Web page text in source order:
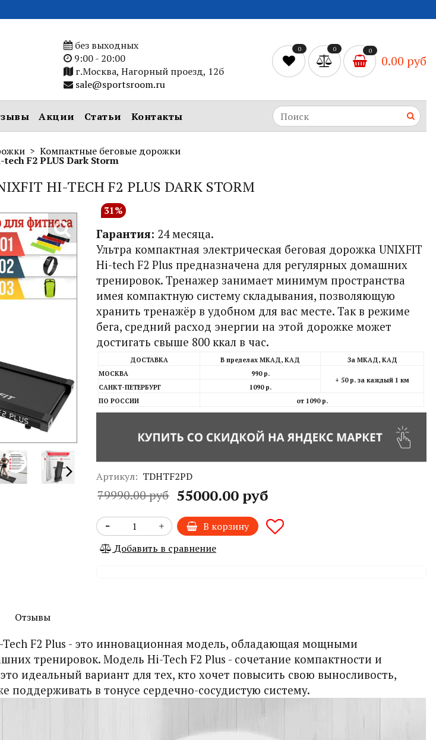
без выходных
9:00 - 20:00
г.Москва, Нагорный проезд, 12б
sale@sportsroom.ru
0 0 0
0.00 руб
Акции Статьи Контакты
Компактные беговые дорожки
F2 PLUS Dark Storm
HI-TECH F2 PLUS DARK STORM
31%
Гарантия: 24 месяца.
Ультра компактная электрическая беговая дорожка UNIXFIT
Hi-tech F2 Plus предназначена для регулярных домашних
тренировок. Тренажер занимает минимум пространства
имея компактную систему складывания, позволяющую
хранить тренажёр в удобном для вас месте. Так в режиме
бега, средний расход энергии на этой дорожке может
достигать свыше 800 ккал в час.
ДОСТАВКА В пределах МКАД, КАД
За МКАД, КАД
МОСКВА
990 р.
+ 50 р. за каждый 1 км
САНКТ-ПЕТЕРБУРГ
1090 р.
ПО РОССИИ
от 1090 р.
Артикул: TDHTF2PD
79990.00 руб 55000.00 руб
В корзину
Добавить в сравнение
Tech F2 Plus - это инновационная модель, обладающая мощными
тренировок. Модель Hi-Tech F2 Plus - сочетание компактности и
идеальный вариант для тех, кто хочет повысить свою выносливость,
поддерживать в тонусе сердечно-сосудистую систему.
Отзывы